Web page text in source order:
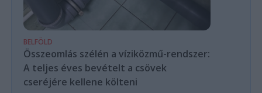
BELFÖLD
Összeomlás szélén a víziközmű-rendszer:
A teljes éves bevételt a csövek
cseréjére kellene költeni